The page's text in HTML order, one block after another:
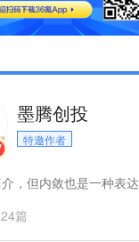
墨腾创投
特邀作者
，但内敛也是一种表达
篇